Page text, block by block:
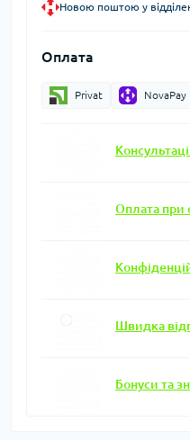
Новою поштою у
Оплата
Privat NovaPay
Оплата при
Швидка
Бонуси та